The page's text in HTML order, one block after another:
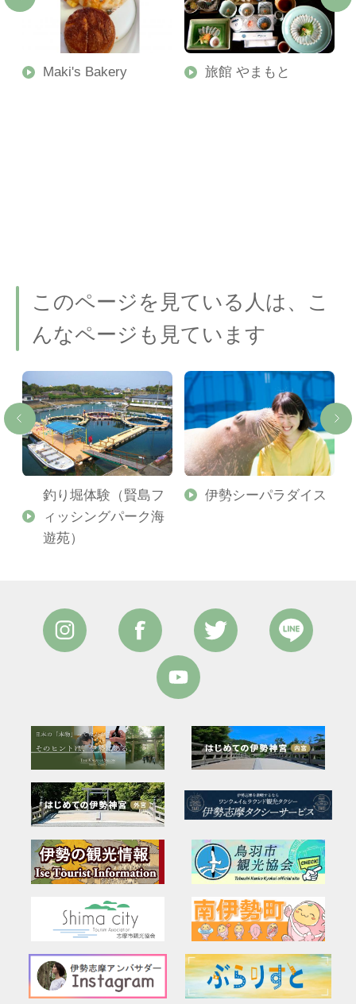
Maki's Bakery 旅館 やまもと
このページを見ている人は、こ
んなページも見ています
釣り堀体験（賢島フ
ィッシングパーク海
遊苑）
伊勢シーパラダイス